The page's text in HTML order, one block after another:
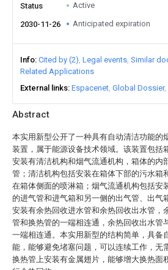
Abstract
本实用新型公开了一种具有自动清洁功能的
装置，属于能源设备技术领域。该装置包括
安装有清洁机构和烟气流通机构，箱体的内
管；清洁机构包括安装在箱体下部的污水箱
在箱体侧面的喷淋箱；烟气流通机构包括安
的进气管和进气箱和另一侧的出气管、出气
安装有余热回收进水管和余热回收出水管，
管和换热管的一端相连通，余热回收出水管
一端相连通。本实用新型的结构简单，具备
能，能够避免堵塞问题，可以连续工作，无
换热管上安装有金属翅片，能够增大换热面
Status Active
2030-11-26 Anticipated expiration
Info Cited by (2) Legal events Similar
Related Applications
External links Espacenet Global Dossier